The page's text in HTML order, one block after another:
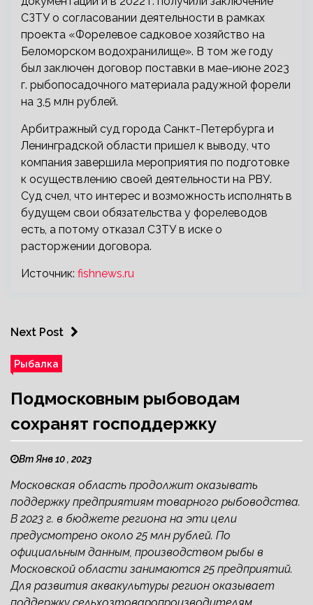
СЗТУ о согласовании деятельности в рамках
проекта «Форелевое садковое хозяйство на
Беломорском водохранилище». В том же году
был заключен договор поставки в мае-июне 2023
г. рыбопосадочного материала радужной форели
на 3,5 млн рублей.
Арбитражный суд города Санкт-Петербурга и
Ленинградской области пришел к выводу, что
компания завершила мероприятия по подготовке
к осуществлению своей деятельности на РВУ.
Суд счел, что интерес и возможность исполнять в
будущем свои обязательства у форелеводов
есть, а потому отказал СЗТУ в иске о
расторжении договора.
Источник: fishnews.ru
Next Post
Рыбалка
Подмосковным рыбоводам
сохранят господдержку
Вт Янв 10 , 2023
Московская область продолжит оказывать
поддержку предприятиям товарного рыбоводства.
В 2023 г. в бюджете региона на эти цели
предусмотрено около 25 млн рублей. По
официальным данным, производством рыбы в
Московской области занимаются 25 предприятий.
Для развития аквакультуры регион оказывает